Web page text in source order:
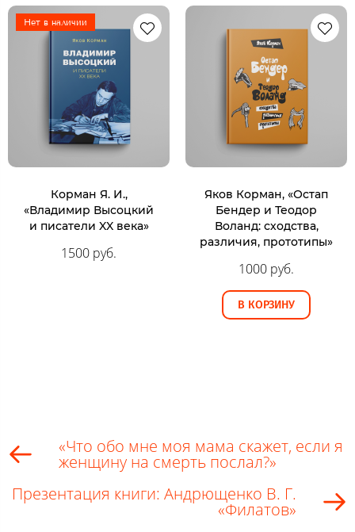
Нет в наличии
Корман Я. И.,
«Владимир Высоцкий
и писатели XX века»
1500 руб.
Яков Корман, «Остап
Бендер и Теодор
Воланд: сходства,
различия, прототипы»
1000 руб.
В КОРЗИНУ
«Что обо мне моя мама скажет, если я
женщину на смерть послал?»
Презентация книги: Андрющенко В. Г.
«Филатов»